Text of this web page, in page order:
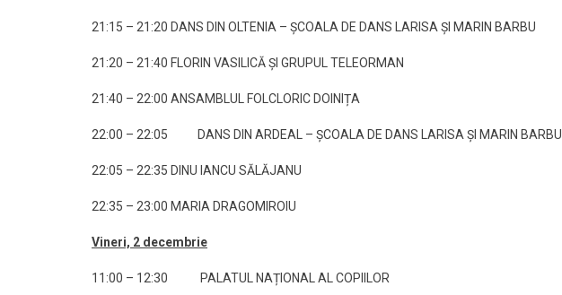
21:15 – 21:20 DANS DIN OLTENIA – ȘCOALA DE DANS LARISA ȘI MARIN BARBU
21:20 – 21:40 FLORIN VASILICĂ ȘI GRUPUL TELEORMAN
21:40 – 22:00 ANSAMBLUL FOLCLORIC DOINIȚA
22:00 – 22:05 DANS DIN ARDEAL – ȘCOALA DE DANS LARISA ȘI MARIN BARBU
22:05 – 22:35 DINU IANCU SĂLĂJANU
22:35 – 23:00 MARIA DRAGOMIROIU
Vineri, 2 decembrie
11:00 – 12:30 PALATUL NAȚIONAL AL COPIILOR